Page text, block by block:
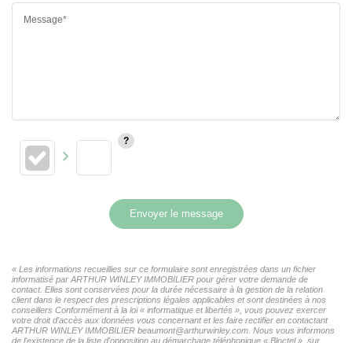
Message*
Envoyer le message
« Les informations recueillies sur ce formulaire sont enregistrées dans un fichier
informatisé par ARTHUR WINLEY IMMOBILIER pour gérer votre demande de
contact. Elles sont conservées pour la durée nécessaire à la gestion de la relation
client dans le respect des prescriptions légales applicables et sont destinées à nos
conseillers Conformément à la loi « informatique et libertés », vous pouvez exercer
votre droit d'accès aux données vous concernant et les faire rectifier en contactant
ARTHUR WINLEY IMMOBILIER beaumont@arthurwinley.com. Nous vous informons
de l'existence de la liste d'opposition au démarchage téléphonique « Bloctel », sur